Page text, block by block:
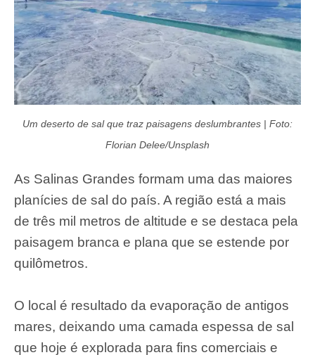
Um deserto de sal que traz paisagens deslumbrantes | Foto:
Florian Delee/Unsplash
As Salinas Grandes formam uma das maiores
planícies de sal do país. A região está a mais
de três mil metros de altitude e se destaca pela
paisagem branca e plana que se estende por
quilômetros.
O local é resultado da evaporação de antigos
mares, deixando uma camada espessa de sal
que hoje é explorada para fins comerciais e